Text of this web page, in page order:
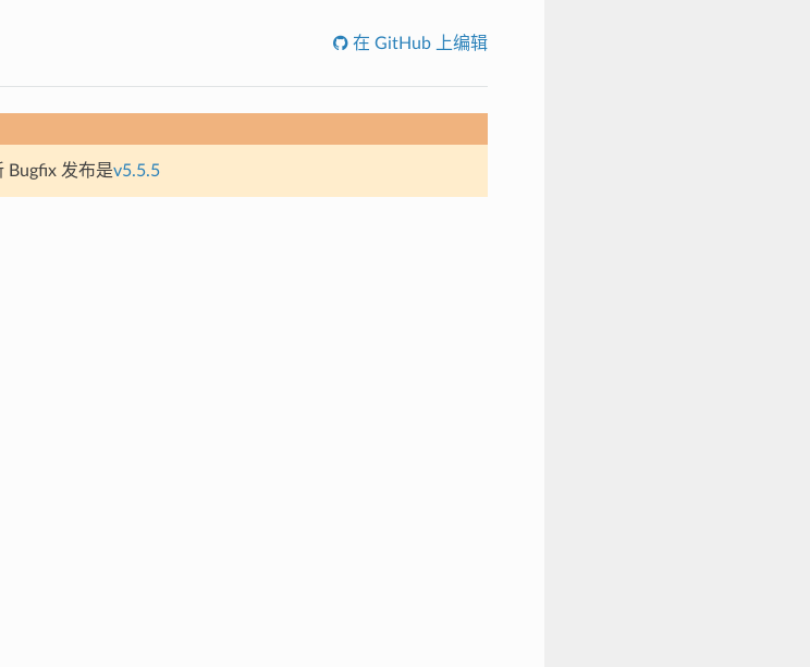
在 GitHub 上编辑
Bugfix 发布是v5.5.5